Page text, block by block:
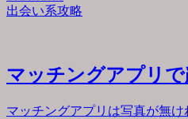
出会い系攻略
マッチングアプリ
マッチングアプリは写真が無